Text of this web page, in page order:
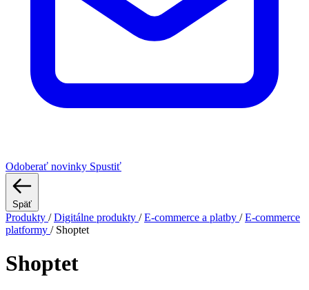
Odoberať novinky Spustiť
Späť
Produkty / Digitálne produkty / E-commerce a platby / E-commerce
platformy / Shoptet
Shoptet